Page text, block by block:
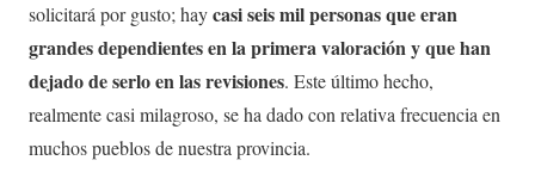
solicitará por gusto; haycasi seis mil personas que eran
grandes dependientes en la primera valoración y que han
dejado de serlo en las revisiones. Este último hecho,
realmente casi milagroso, se ha dado con relativa frecuencia en
muchos pueblos de nuestra provincia.